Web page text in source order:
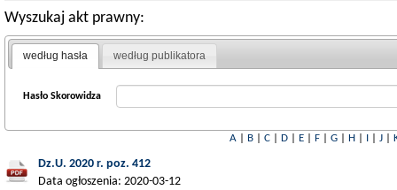
Wyszukaj akt prawny:
według hasła według publikatora
Hasło Skorowidza
A| B| C| D| E| F| G| H| I| J|
Dz.U. 2020 r. poz. 412
Data ogłoszenia: 2020-03-12